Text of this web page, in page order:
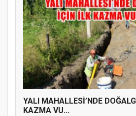
YALI MAHALLESİ’NDE
KAZMA VU...